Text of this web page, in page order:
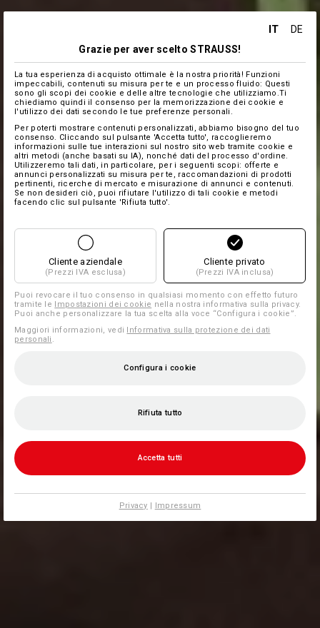
IT
DE
Grazie per aver scelto STRAUSS!
La tua esperienza di acquisto ottimale è la nostra priorità! Funzioni
impeccabili, contenuti su misura per te e un processo fluido: Questi
sono gli scopi dei cookie e delle altre tecnologie che utilizziamo.Ti
chiediamo quindi il consenso per la memorizzazione dei cookie e
l'utilizzo dei dati secondo le tue preferenze personali.
Per poterti mostrare contenuti personalizzati, abbiamo bisogno del tuo
consenso. Cliccando sul pulsante 'Accetta tutto', raccoglieremo
informazioni sulle tue interazioni sul nostro sito web tramite cookie e
altri metodi (anche basati su IA), nonché dati del processo d'ordine.
Utilizzeremo tali dati, in particolare, per i seguenti scopi: offerte e
annunci personalizzati su misura per te, raccomandazioni di prodotti
pertinenti, ricerche di mercato e misurazione di annunci e contenuti.
Se non desideri ciò, puoi rifiutare l'utilizzo di tali cookie e metodi
facendo clic sul pulsante 'Rifiuta tutto'.
Cliente aziendale
(Prezzi IVA esclusa)
Cliente privato
(Prezzi IVA inclusa)
Puoi revocare il tuo consenso in qualsiasi momento con effetto futuro
tramite le Impostazioni dei cookie nella nostra informativa sulla privacy.
Puoi anche personalizzare la tua scelta alla voce “Configura i cookie”.
Maggiori informazioni, vedi Informativa sulla protezione dei dati
personali
Configura i cookie
Rifiuta tutto
Accetta tutti
Privacy | Impressum